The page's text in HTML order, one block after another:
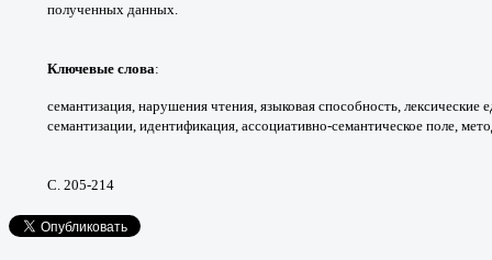
полученных данных.
Ключевые слова:
семантизация, нарушения чтения, языковая способность, лексические
семантизации, идентификация, ассоциативно-семантическое поле,
С. 205-214